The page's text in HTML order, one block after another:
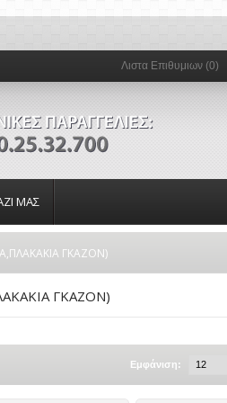
Λιστα Επιθυμιων (0)
ΜΑΣ
ΓΚΑΖΟΝ)
ΓΚΑΖΟΝ)
Εμφάνιση: